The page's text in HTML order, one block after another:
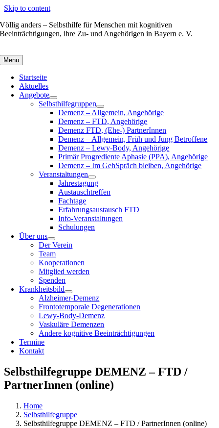
Skip to content
Völlig anders – Selbsthilfe für Menschen mit kognitiven
Beeinträchtigungen, ihre Zu- und Angehörigen in Bayern e. V.
Menu
Startseite
Aktuelles
Angebote
Selbsthilfegruppen
Demenz – Allgemein, Angehörige
Demenz – FTD, Angehörige
Demenz FTD, (Ehe-) PartnerInnen
Demenz – Allgemein, Früh und Jung Betroffene
Demenz – Lewy-Body, Angehörige
Primär Progrediente Aphasie (PPA), Angehörige
Demenz – Im GehSpräch bleiben, Angehörige
Veranstaltungen
Jahrestagung
Austauschtreffen
Fachtage
Erfahrungsaustausch FTD
Info-Veranstaltungen
Schulungen
Über uns
Der Verein
Team
Kooperationen
Mitglied werden
Spenden
Krankheitsbild
Alzheimer-Demenz
Frontotemporale Degenerationen
Lewy-Body-Demenz
Vaskuläre Demenzen
Andere kognitive Beeinträchtigungen
Termine
Kontakt
Selbsthilfegruppe DEMENZ – FTD /
PartnerInnen (online)
Home
Selbsthilfegruppe
Selbsthilfegruppe DEMENZ – FTD / PartnerInnen (online)